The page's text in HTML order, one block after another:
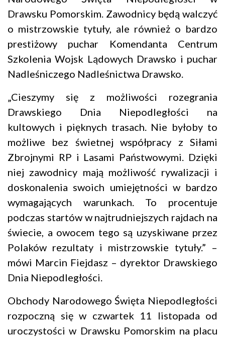
Drawsku Pomorskim. Zawodnicy będą walczyć
o mistrzowskie tytuły, ale również o bardzo
prestiżowy puchar Komendanta Centrum
Szkolenia Wojsk Lądowych Drawsko i puchar
Nadleśniczego Nadleśnictwa Drawsko.
„Cieszymy się z możliwości rozegrania
Drawskiego Dnia Niepodległości na
kultowych i pięknych trasach. Nie byłoby to
możliwe bez świetnej współpracy z Siłami
Zbrojnymi RP i Lasami Państwowymi. Dzięki
niej zawodnicy mają możliwość rywalizacji i
doskonalenia swoich umiejętności w bardzo
wymagających warunkach. To procentuje
podczas startów w najtrudniejszych rajdach na
świecie, a owocem tego są uzyskiwane przez
Polaków rezultaty i mistrzowskie tytuły.” –
mówi Marcin Fiejdasz – dyrektor Drawskiego
Dnia Niepodległości.
Obchody Narodowego Święta Niepodległości
rozpoczną się w czwartek 11 listopada od
uroczystości w Drawsku Pomorskim na placu